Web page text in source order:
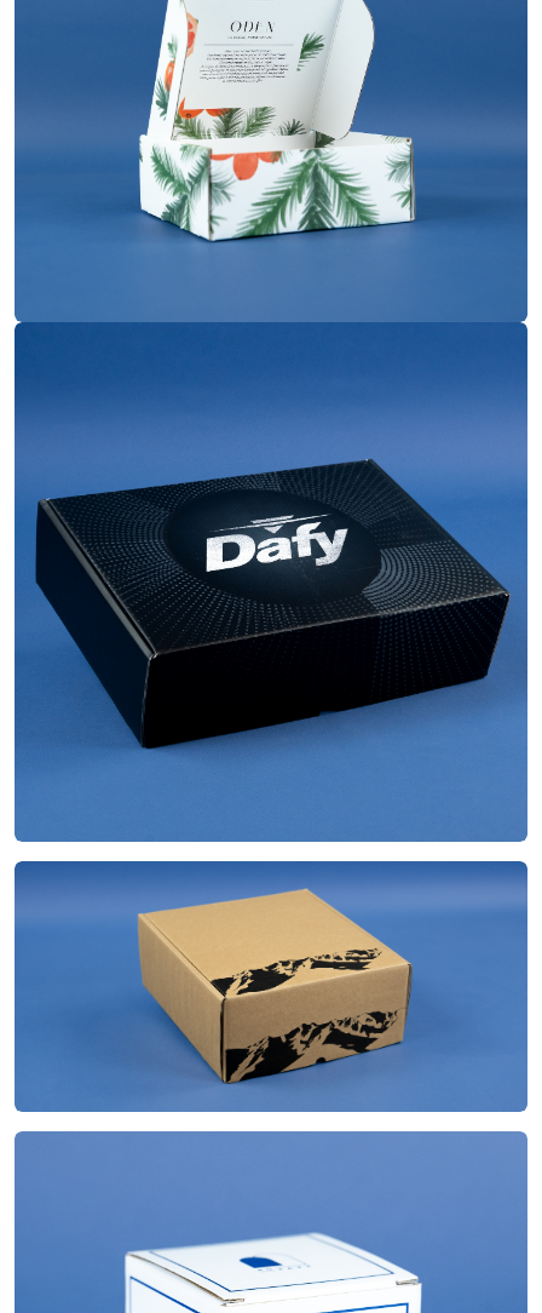
Quadrichromie
Pelliculage mat
34x25x9 cm
Impression
Quadrichromie
Finitions
Pelliculage mat
Boite à oreilles
24.8x28x11 cm
Quadrichromie
Dimensions
7.8x7.8x9.5 cm